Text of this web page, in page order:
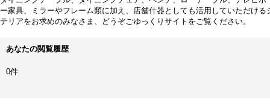
ー家具、ミラーやフレーム類に加え、店舗什器としても活用していただけ
テリアをお求めのみなさま、どうぞごゆっくりサイトをご覧ください。
あなたの閲覧履歴
0件